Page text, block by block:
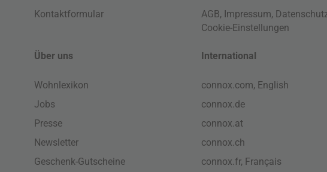
Kontaktformular AGB, Impressum,
Cookie-Einstellungen
Über uns
Wohnlexikon
Jobs
Presse
Newsletter
Geschenk-Gutscheine
International
connox.com, English
connox.de
connox.at
connox.ch
connox.fr, Français